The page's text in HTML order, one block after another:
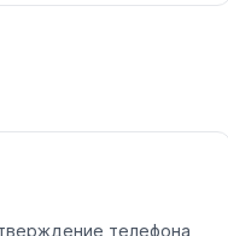
телефона